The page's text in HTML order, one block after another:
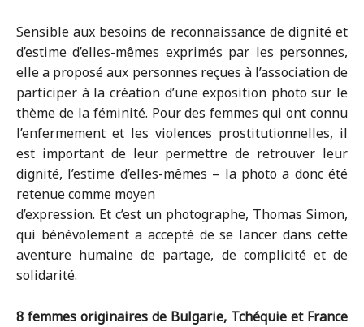
Sensible aux besoins de reconnaissance de dignité et
d’estime d’elles-mêmes exprimés par les personnes,
elle a proposé aux personnes reçues à l’association de
participer à la création d’une exposition photo sur le
thème de la féminité. Pour des femmes qui ont connu
l’enfermement et les violences prostitutionnelles, il
est important de leur permettre de retrouver leur
dignité, l’estime d’elles-mêmes – la photo a donc été
retenue comme moyen
d’expression. Et c’est un photographe, Thomas Simon,
qui bénévolement a accepté de se lancer dans cette
aventure humaine de partage, de complicité et de
solidarité.
8 femmes originaires de Bulgarie, Tchéquie et France